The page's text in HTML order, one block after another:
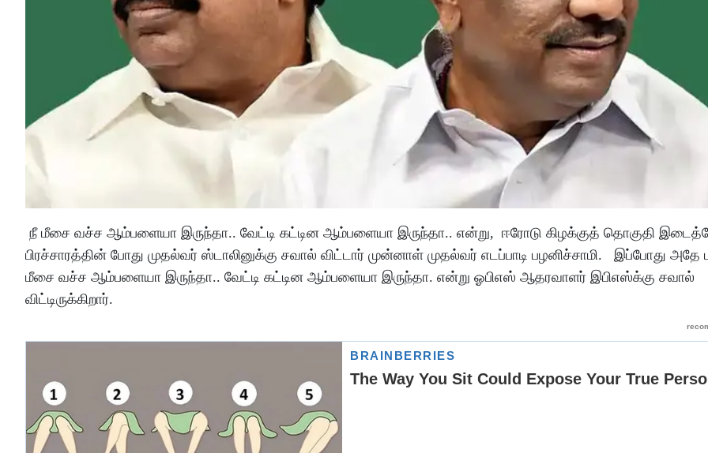
நீ மீசை வச்ச ஆம்பளையா இருந்தா.. வேட்டி கட்டின ஆம்பளையா இருந்தா.. என்று, ஈரோடு கிழக்குத் தொகுதி
பிரச்சாரத்தின் போது முதல்வர் ஸ்டாலினுக்கு சவால் விட்டார் முன்னாள் முதல்வர் எடப்பாடி பழனிச்சாமி. இப்போது அதே
மீசை வச்ச ஆம்பளையா இருந்தா.. வேட்டி கட்டின ஆம்பளையா இருந்தா. என்று ஓபிஎஸ் ஆதரவாளர் இபிஎஸ்க்கு சவால்
விட்டிருக்கிறார்.